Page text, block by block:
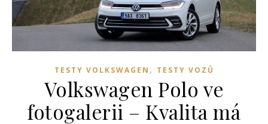
TESTY VOLKSWAGEN , TESTY VOZŮ
Volkswagen Polo ve
fotogalerii – Kvalita má